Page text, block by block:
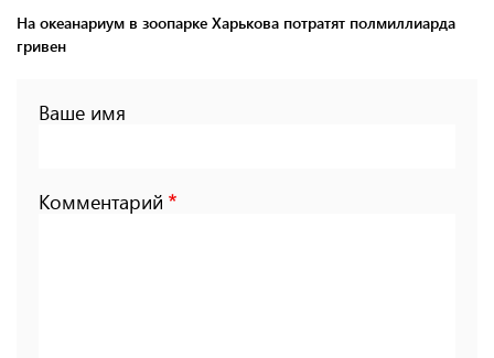
На океанариум в зоопарке Харькова потратят полмиллиарда
гривен
Ваше имя
Комментарий